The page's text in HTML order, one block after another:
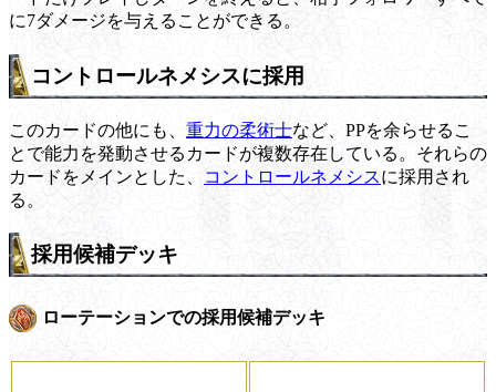
に7ダメージを与えることができる。
コントロールネメシスに採用
このカードの他にも、 重力の柔術士など、PPを余らせるこ
とで能力を発動させるカードが複数存在している。それらの
カードをメインとした、
コントロールネメシスに採用され
る。
採用候補デッキ
ローテーションでの採用候補デッキ